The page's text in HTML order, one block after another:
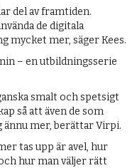
del av framtiden.
de digitala
mer, säger Kees.
– en utbildningsserie
smalt och spetsigt
så att även de som
ännu mer, berättar Virpi.
tas upp är avel, hur
hur man väljer rätt